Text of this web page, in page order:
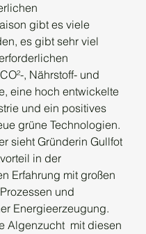
gibt es viele
es gibt sehr viel
, Nährstoff- und
eine hoch entwickelte
und ein positives
grüne Technologien.
sieht Gründerin Gullfot
in der
Erfahrung mit großen
und
Energieerzeugung.
Algenzucht  mit diesen